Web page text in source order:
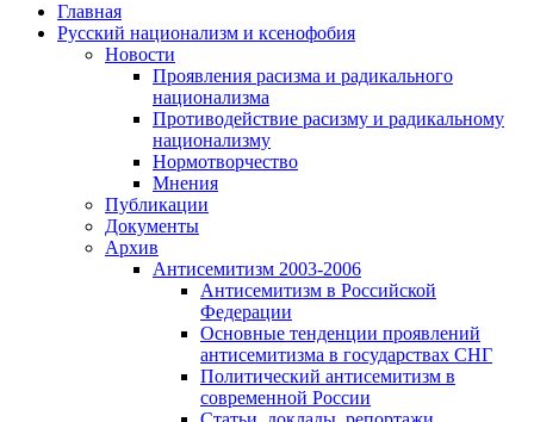
Главная
Русский национализм и ксенофобия
Новости
Проявления расизма и радикального
национализма
Противодействие расизму и радикальному
национализму
Нормотворчество
Мнения
Публикации
Документы
Архив
Антисемитизм 2003-2006
Антисемитизм в Российской
Федерации
Основные тенденции проявлений
антисемитизма в государствах СНГ
Политический антисемитизм в
современной России